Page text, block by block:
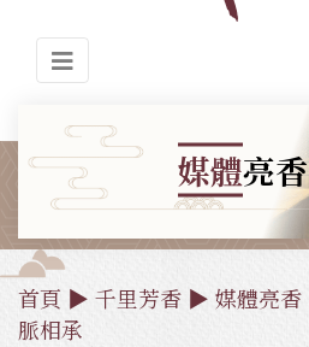
媒體亮香
首頁 ▶ 千里芳香 ▶ 媒體亮香
脈相承